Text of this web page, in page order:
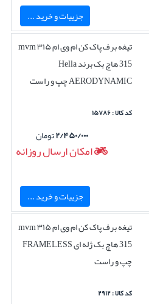
جزییات و خرید ...
تیغه برف پاک کن ام وی ام ۳۱۵ mvm
315 هاچ بک برند Hella
AERODYNAMIC چپ و راست
کد کالا : ۱۵۷۸۶
۲/۴۵۰/۰۰۰تومان
امکان ارسال روزانه
جزییات و خرید ...
تیغه برف پاک کن ام وی ام ۳۱۵ mvm
315 هاچ بک ژله ای FRAMELESS
چپ و راست
کد کالا : ۲۹۱۲